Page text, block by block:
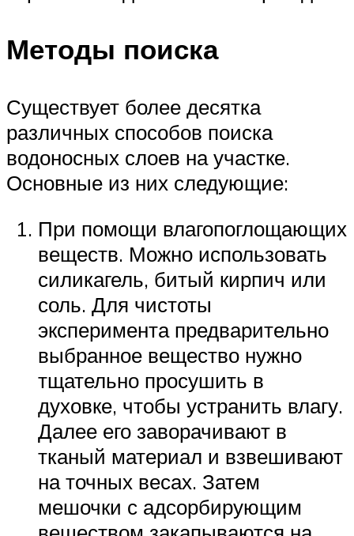
Методы поиска
Существует более десятка
различных способов поиска
водоносных слоев на участке.
Основные из них следующие:
При помощи влагопоглощающих
веществ. Можно использовать
силикагель, битый кирпич или
соль. Для чистоты
эксперимента предварительно
выбранное вещество нужно
тщательно просушить в
духовке, чтобы устранить влагу.
Далее его заворачивают в
тканый материал и взвешивают
на точных весах. Затем
мешочки с адсорбирующим